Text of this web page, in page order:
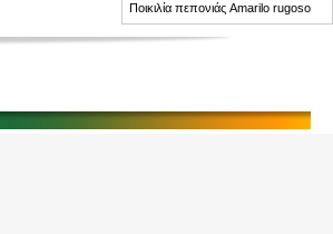
Ποικιλία πεπονιάς Amarilo rugoso